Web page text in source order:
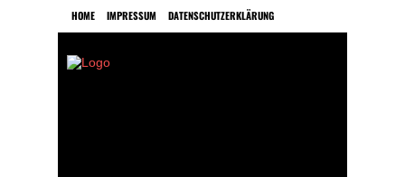
HOME IMPRESSUM DATENSCHUTZERKLÄRUNG